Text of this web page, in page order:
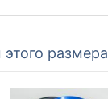
размера